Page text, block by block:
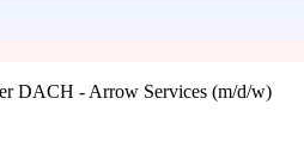
DACH - Arrow Services (m/d/w)